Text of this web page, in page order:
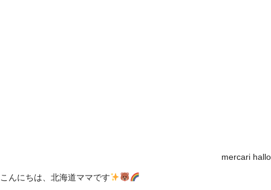
mercari hallo
こんにちは、北海道ママです